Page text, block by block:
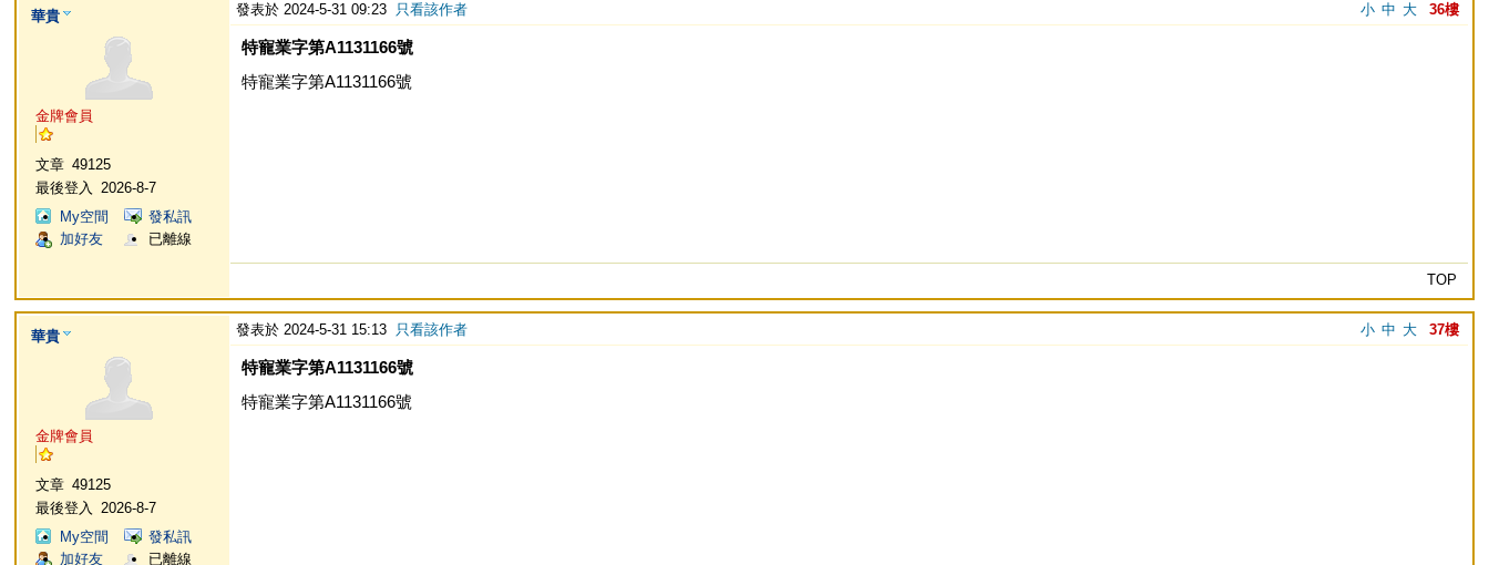
華貴
金牌會員
文章 49125
最後登入
2026-8-7
My空間
發私訊
加好友
已離線
36樓
大
中
小
發表於 2024-5-31 09:23 只看該作者
特寵業字第A1131166號
特寵業字第A1131166號
TOP
華貴
金牌會員
文章 49125
最後登入
2026-8-7
My空間
發私訊
加好友
已離線
37樓
大
中
小
發表於 2024-5-31 15:13 只看該作者
特寵業字第A1131166號
特寵業字第A1131166號